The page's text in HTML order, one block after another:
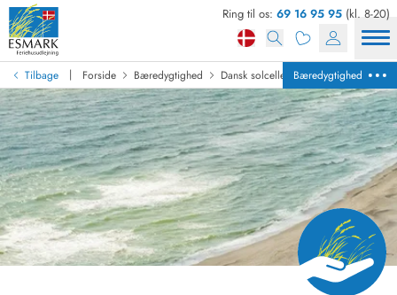
Ring til os: 69 16 95 95 (kl. 8-20)
Tilbage | Forside Bæredygtighed Dansk solcellepark producerer
Bæredygtighed